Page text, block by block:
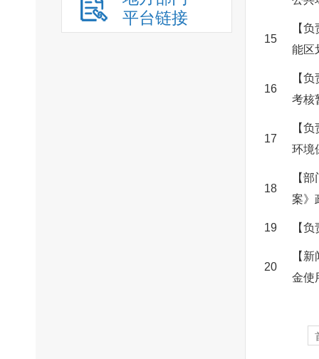
平台链接
15
【
能区
16
【
考核
17
【
环境
18
【
案》
19 【
20
【
金使